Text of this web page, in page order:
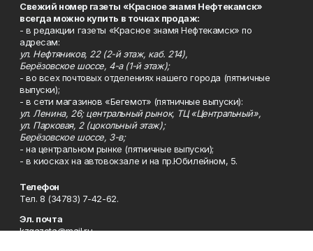
Свежий номер газеты «Красное знамя Нефтекамск»
всегда можно купить в точках продаж:
- в редакции газеты «Красное знамя Нефтекамск» по
адресам:
ул. Нефтяников, 22 (2-й этаж, каб. 214),
Берёзовское шоссе, 4-а (1-й этаж);
- во всех почтовых отделениях нашего города (пятничные
выпуски);
- в сети магазинов «Бегемот» (пятничные выпуски):
ул. Ленина, 26; центральный рынок, ТЦ «Центральный»,
ул. Парковая, 2 (цокольный этаж);
Берёзовское шоссе, 3-в;
- на центральном рынке (пятничные выпуски);
- в киосках на автовокзале и на пр.Юбилейном, 5.
Телефон
Тел. 8 (34783) 7-42-62.
Эл. почта
kzgazeta@mail.ru